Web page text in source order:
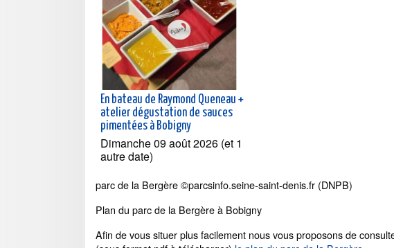
En bateau de Raymond Queneau +
atelier dégustation de sauces
pimentées à Bobigny
Dimanche 09 août 2026 (et 1
autre date)
parc de la Bergère ©parcsinfo.seine-saint-denis.fr (DNPB)
Plan du parc de la Bergère à Bobigny
Afin de vous situer plus facilement nous vous proposons de